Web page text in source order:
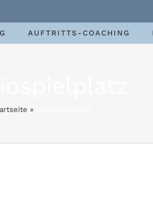
AUFTRITTS-COACHING
»